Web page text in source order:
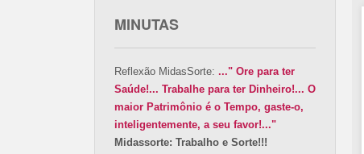
MINUTAS
Reflexão MidasSorte: ..." Ore para ter
Saúde!... Trabalhe para ter Dinheiro!... O
maior Patrimônio é o Tempo, gaste-o,
inteligentemente, a seu favor!..."
Midassorte: Trabalho e Sorte!!!